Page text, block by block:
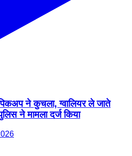
ने कुचला, ग्वालियर ले जाते
ने मामला दर्ज किया